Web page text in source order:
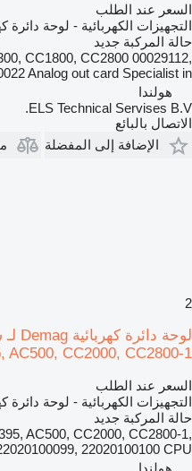
السعر عند الطلب
التجهيزات الكهربائية - لوحة دائرة
حالة المركبة جديد
CC1800, CC2800 00029112,
Analog out card Specialist in...
هولندا
ELS Technical Servises B.V.
الاتصال بالبائع
الإضافة إلى المفضلة
2
AC500, CC2000, CC2800-1
السعر عند الطلب
التجهيزات الكهربائية - لوحة دائرة
حالة المركبة جديد
AC500, CC2000, CC2800-1,
22020100100 CPU...
هولندا